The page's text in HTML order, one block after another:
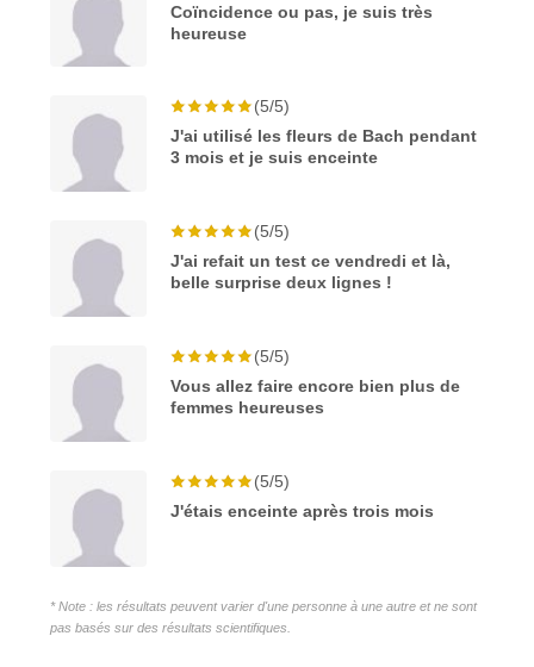
Coïncidence ou pas, je suis très
heureuse
(5/5)
J'ai utilisé les fleurs de Bach pendant
3 mois et je suis enceinte
(5/5)
J'ai refait un test ce vendredi et là,
belle surprise deux lignes !
(5/5)
Vous allez faire encore bien plus de
femmes heureuses
(5/5)
J'étais enceinte après trois mois
* Note : les résultats peuvent varier d'une personne à une autre et ne sont
pas basés sur des résultats scientifiques.